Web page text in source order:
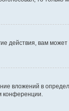
действия, вам может
вложений в
конференции.